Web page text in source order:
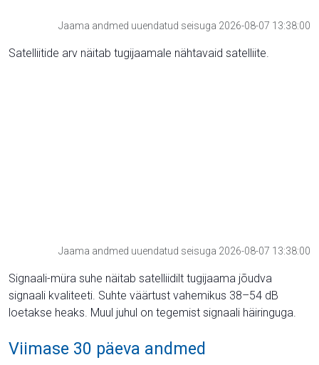
Jaama andmed uuendatud seisuga 2026-08-07 13:38:00
Satelliitide arv näitab tugijaamale nähtavaid satelliite.
Jaama andmed uuendatud seisuga 2026-08-07 13:38:00
Signaali-müra suhe näitab satelliidilt tugijaama jõudva
signaali kvaliteeti. Suhte väärtust vahemikus 38–54 dB
loetakse heaks. Muul juhul on tegemist signaali häiringuga.
Viimase 30 päeva andmed